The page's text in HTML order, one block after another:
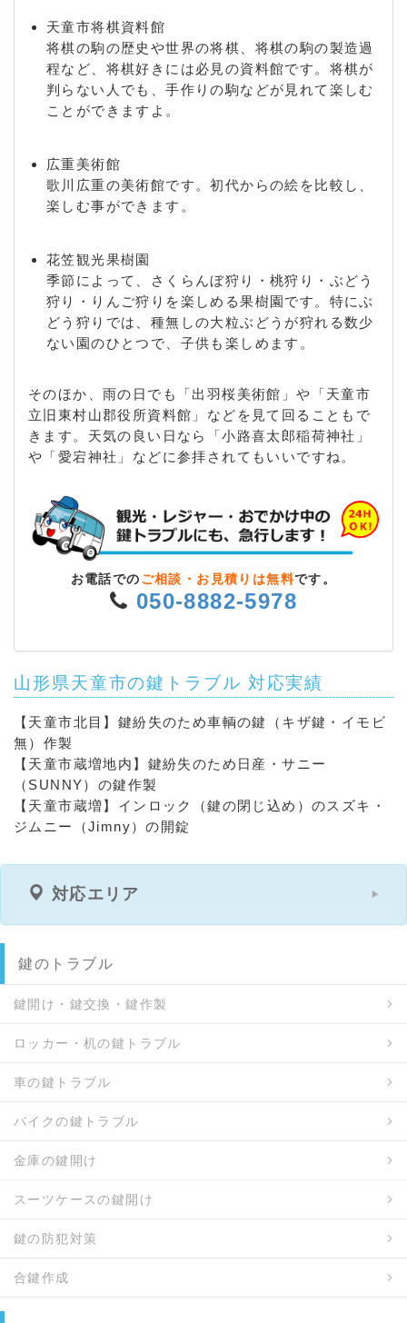
天童市将棋資料館
将棋の駒の歴史や世界の将棋、将棋の駒の製造過
程など、将棋好きには必見の資料館です。将棋が
判らない人でも、手作りの駒などが見れて楽しむ
ことができますよ。
広重美術館
歌川広重の美術館です。初代からの絵を比較し、
楽しむ事ができます。
花笠観光果樹園
季節によって、さくらんぼ狩り・桃狩り・ぶどう
狩り・りんご狩りを楽しめる果樹園です。特にぶ
どう狩りでは、種無しの大粒ぶどうが狩れる数少
ない園のひとつで、子供も楽しめます。
そのほか、雨の日でも「出羽桜美術館」や「天童市
立旧東村山郡役所資料館」などを見て回ることもで
きます。天気の良い日なら「小路喜太郎稲荷神社」
や「愛宕神社」などに参拝されてもいいですね。
お電話での ご相談・お見積りは無料です。
050-8882-5978
山形県天童市の鍵トラブル 対応実績
【天童市北目】鍵紛失のため車輌の鍵（キザ鍵・イモビ
無）作製
【天童市蔵増地内】鍵紛失のため日産・サニー
（SUNNY）の鍵作製
【天童市蔵増】インロック（鍵の閉じ込め）のスズキ・
ジムニー（Jimny）の開錠
対応エリア
鍵のトラブル
鍵開け・鍵交換・鍵作製
ロッカー・机の鍵トラブル
車の鍵トラブル
バイクの鍵トラブル
金庫の鍵開け
スーツケースの鍵開け
鍵の防犯対策
合鍵作成